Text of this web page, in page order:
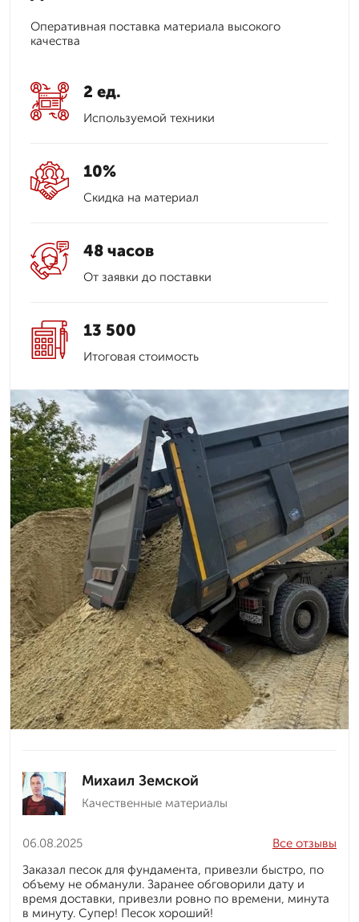
Оперативная поставка материала высокого
качества
2 ед.
Используемой техники
10%
Скидка на материал
48 часов
От заявки до поставки
13 500
Итоговая стоимость
Михаил Земской
Качественные материалы
06.08.2025
Все отзывы
Заказал песок для фундамента, привезли быстро, по
объему не обманули. Заранее обговорили дату и
время доставки, привезли ровно по времени, минута
в минуту. Супер! Песок хороший!